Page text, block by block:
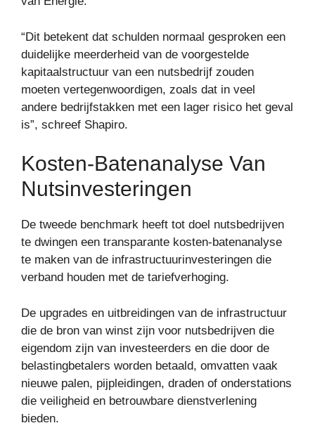
“Dit betekent dat schulden normaal gesproken een
duidelijke meerderheid van de voorgestelde
kapitaalstructuur van een nutsbedrijf zouden
moeten vertegenwoordigen, zoals dat in veel
andere bedrijfstakken met een lager risico het geval
is”, schreef Shapiro.
Kosten-Batenanalyse Van
Nutsinvesteringen
De tweede benchmark heeft tot doel nutsbedrijven
te dwingen een transparante kosten-batenanalyse
te maken van de infrastructuurinvesteringen die
verband houden met de tariefverhoging.
De upgrades en uitbreidingen van de infrastructuur
die de bron van winst zijn voor nutsbedrijven die
eigendom zijn van investeerders en die door de
belastingbetalers worden betaald, omvatten vaak
nieuwe palen, pijpleidingen, draden of onderstations
die veiligheid en betrouwbare dienstverlening
bieden.